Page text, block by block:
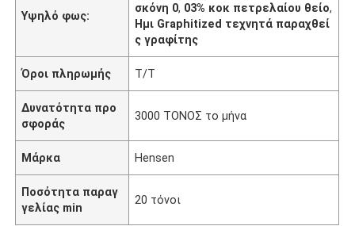
Υψηλό φως:
σκόνη 0, 03% κοκ πετρελαίου θείο,
Ημι Graphitized τεχνητά παραχθεί
ς γραφίτης
Όροι πληρωμής T/T
Δυνατότητα προ
σφοράς
3000 ΤΟΝΟΣ το μήνα
Μάρκα Hensen
Ποσότητα παραγ
γελίας min
20 τόνοι